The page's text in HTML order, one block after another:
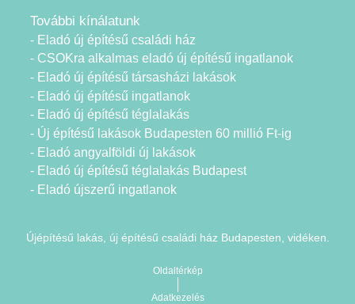
További kínálatunk
- Eladó új építésű családi ház
- CSOKra alkalmas eladó új építésű ingatlanok
- Eladó új építésű társasházi lakások
- Eladó új építésű ingatlanok
- Eladó új építésű téglalakás
- Új építésű lakások Budapesten 60 millió Ft-ig
- Eladó angyalföldi új lakások
- Eladó új építésű téglalakás Budapest
- Eladó újszerű ingatlanok
Újépítésű lakás, új építésű családi ház Budapesten, vidéken.
Oldaltérkép
Adatkezelés